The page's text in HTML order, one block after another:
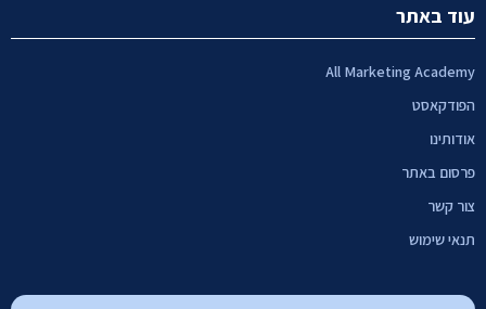
עוד באתר
All Marketing Academy
הפודקאסט
אודותינו
פרסום באתר
צור קשר
תנאי שימוש